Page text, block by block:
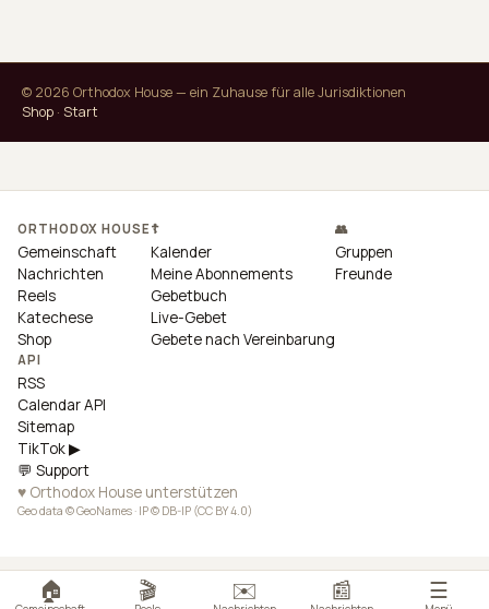
© 2026 Orthodox House — ein Zuhause für alle Jurisdiktionen
Shop · Start
ORTHODOX HOUSE
Gemeinschaft
Nachrichten
Reels
Katechese
Shop
☦
Kalender
Meine Abonnements
Gebetbuch
Live-Gebet
Gebete nach Vereinbarung
👥
Gruppen
Freunde
API
RSS
Calendar API
Sitemap
TikTok ▶
💬 Support
♥ Orthodox House unterstützen
Geo data © GeoNames · IP © DB-IP (CC BY 4.0)
🏠 🎬 ✉️ 📰 ☰